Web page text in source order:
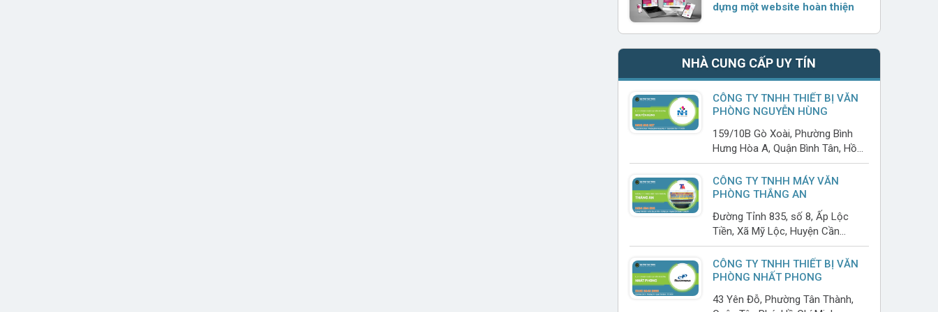
dựng một website hoàn thiện
NHÀ CUNG CẤP UY TÍN
CÔNG TY TNHH THIẾT BỊ VĂN
PHÒNG NGUYỄN HÙNG
159/10B Gò Xoài, Phường Bình
Hưng Hòa A, Quận Bình Tân, Hồ
Chí Minh
CÔNG TY TNHH MÁY VĂN
PHÒNG THẮNG AN
Đường Tỉnh 835, số 8, Ấp Lộc
Tiền, Xã Mỹ Lộc, Huyện Cần
Giuộc, Long An
CÔNG TY TNHH THIẾT BỊ VĂN
PHÒNG NHẤT PHONG
43 Yên Đỗ, Phường Tân Thành,